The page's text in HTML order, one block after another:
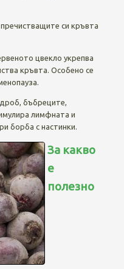
си кръвта
цвекло укрепва
кръвта. Особено се
бъбреците,
лимфната и
борба с настинки.
За какво
е
полезно